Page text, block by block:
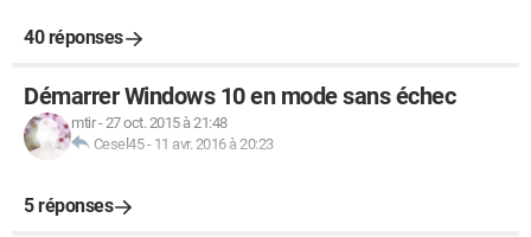
40 réponses
Démarrer Windows 10 en mode sans échec
mtir-27 oct. 2015 à 21:48
Cesel45- 11 avr. 2016 à 20:23
5 réponses